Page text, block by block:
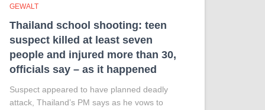
GEWALT
Thailand school shooting: teen
suspect killed at least seven
people and injured more than 30,
officials say – as it happened
Suspect appeared to have planned deadly
attack, Thailand’s PM says as he vows to